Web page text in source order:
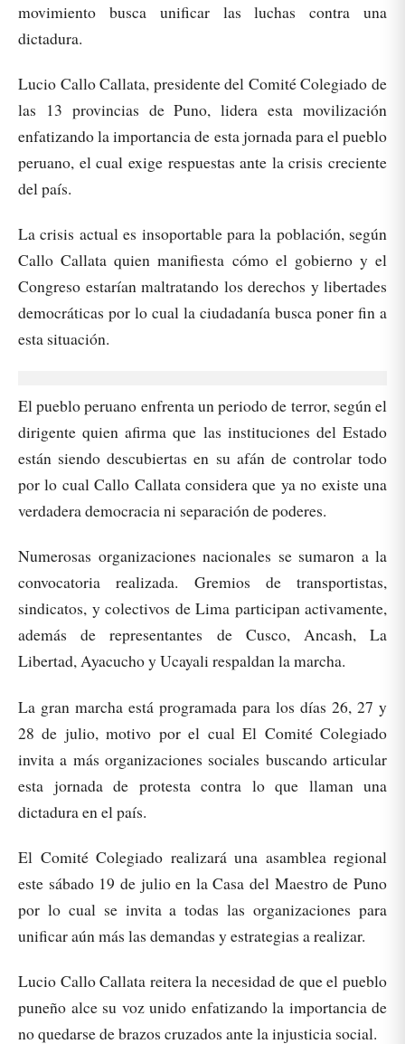
movimiento busca unificar las luchas contra una
dictadura.
Lucio Callo Callata, presidente del Comité Colegiado de
las 13 provincias de Puno, lidera esta movilización
enfatizando la importancia de esta jornada para el pueblo
peruano, el cual exige respuestas ante la crisis creciente
del país.
La crisis actual es insoportable para la población, según
Callo Callata quien manifiesta cómo el gobierno y el
Congreso estarían maltratando los derechos y libertades
democráticas por lo cual la ciudadanía busca poner fin a
esta situación.
El pueblo peruano enfrenta un periodo de terror, según el
dirigente quien afirma que las instituciones del Estado
están siendo descubiertas en su afán de controlar todo
por lo cual Callo Callata considera que ya no existe una
verdadera democracia ni separación de poderes.
Numerosas organizaciones nacionales se sumaron a la
convocatoria realizada. Gremios de transportistas,
sindicatos, y colectivos de Lima participan activamente,
además de representantes de Cusco, Ancash, La
Libertad, Ayacucho y Ucayali respaldan la marcha.
La gran marcha está programada para los días 26, 27 y
28 de julio, motivo por el cual El Comité Colegiado
invita a más organizaciones sociales buscando articular
esta jornada de protesta contra lo que llaman una
dictadura en el país.
El Comité Colegiado realizará una asamblea regional
este sábado 19 de julio en la Casa del Maestro de Puno
por lo cual se invita a todas las organizaciones para
unificar aún más las demandas y estrategias a realizar.
Lucio Callo Callata reitera la necesidad de que el pueblo
puneño alce su voz unido enfatizando la importancia de
no quedarse de brazos cruzados ante la injusticia social.